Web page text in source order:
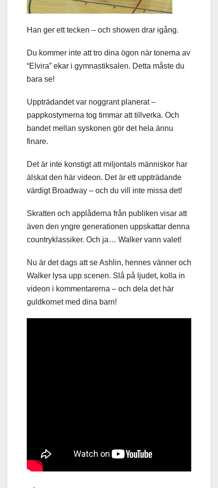
Han ger ett tecken – och showen drar igång.
Du kommer inte att tro dina ögon när tonerna av
“Elvira” ekar i gymnastiksalen. Detta måste du
bara se!
Uppträdandet var noggrant planerat –
pappkostymerna tog timmar att tillverka. Och
bandet mellan syskonen gör det hela ännu
finare.
Det är inte konstigt att miljontals människor har
älskat den här videon. Det är ett uppträdande
värdigt Broadway – och du vill inte missa det!
Skratten och applåderna från publiken visar att
även den yngre generationen uppskattar denna
countryklassiker. Och ja… Walker vann valet!
Nu är det dags att se Ashlin, hennes vänner och
Walker lysa upp scenen. Slå på ljudet, kolla in
videon i kommentarerna – och dela det här
guldkornet med dina barn!